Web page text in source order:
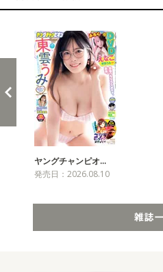
ヤングチャンピオ…
発売日：2026.08.10